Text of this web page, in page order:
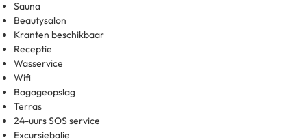
Sauna
Beautysalon
Kranten beschikbaar
Receptie
Wasservice
Wifi
Bagageopslag
Terras
24-uurs SOS service
Excursiebalie